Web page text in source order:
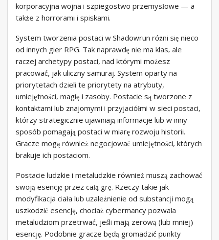
korporacyjna wojna i szpiegostwo przemysłowe — a
także z horrorami i spiskami.
System tworzenia postaci w Shadowrun różni się nieco
od innych gier RPG. Tak naprawdę nie ma klas, ale
raczej archetypy postaci, nad którymi możesz
pracować, jak uliczny samuraj. System oparty na
priorytetach dzieli te priorytety na atrybuty,
umiejętności, magię i zasoby. Postacie są tworzone z
kontaktami lub znajomymi i przyjaciółmi w sieci postaci,
którzy strategicznie ujawniają informacje lub w inny
sposób pomagają postaci w miarę rozwoju historii.
Gracze mogą również negocjować umiejętności, których
brakuje ich postaciom.
Postacie ludzkie i metaludzkie również muszą zachować
swoją esencję przez całą grę. Rzeczy takie jak
modyfikacja ciała lub uzależnienie od substancji mogą
uszkodzić esencję, chociaż cybermancy pozwala
metaludziom przetrwać, jeśli mają zerową (lub mniej)
esencję. Podobnie gracze będą gromadzić punkty